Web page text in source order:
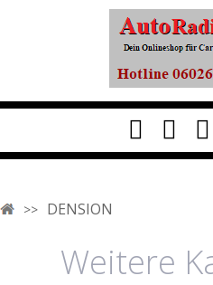
DENSION
Weitere